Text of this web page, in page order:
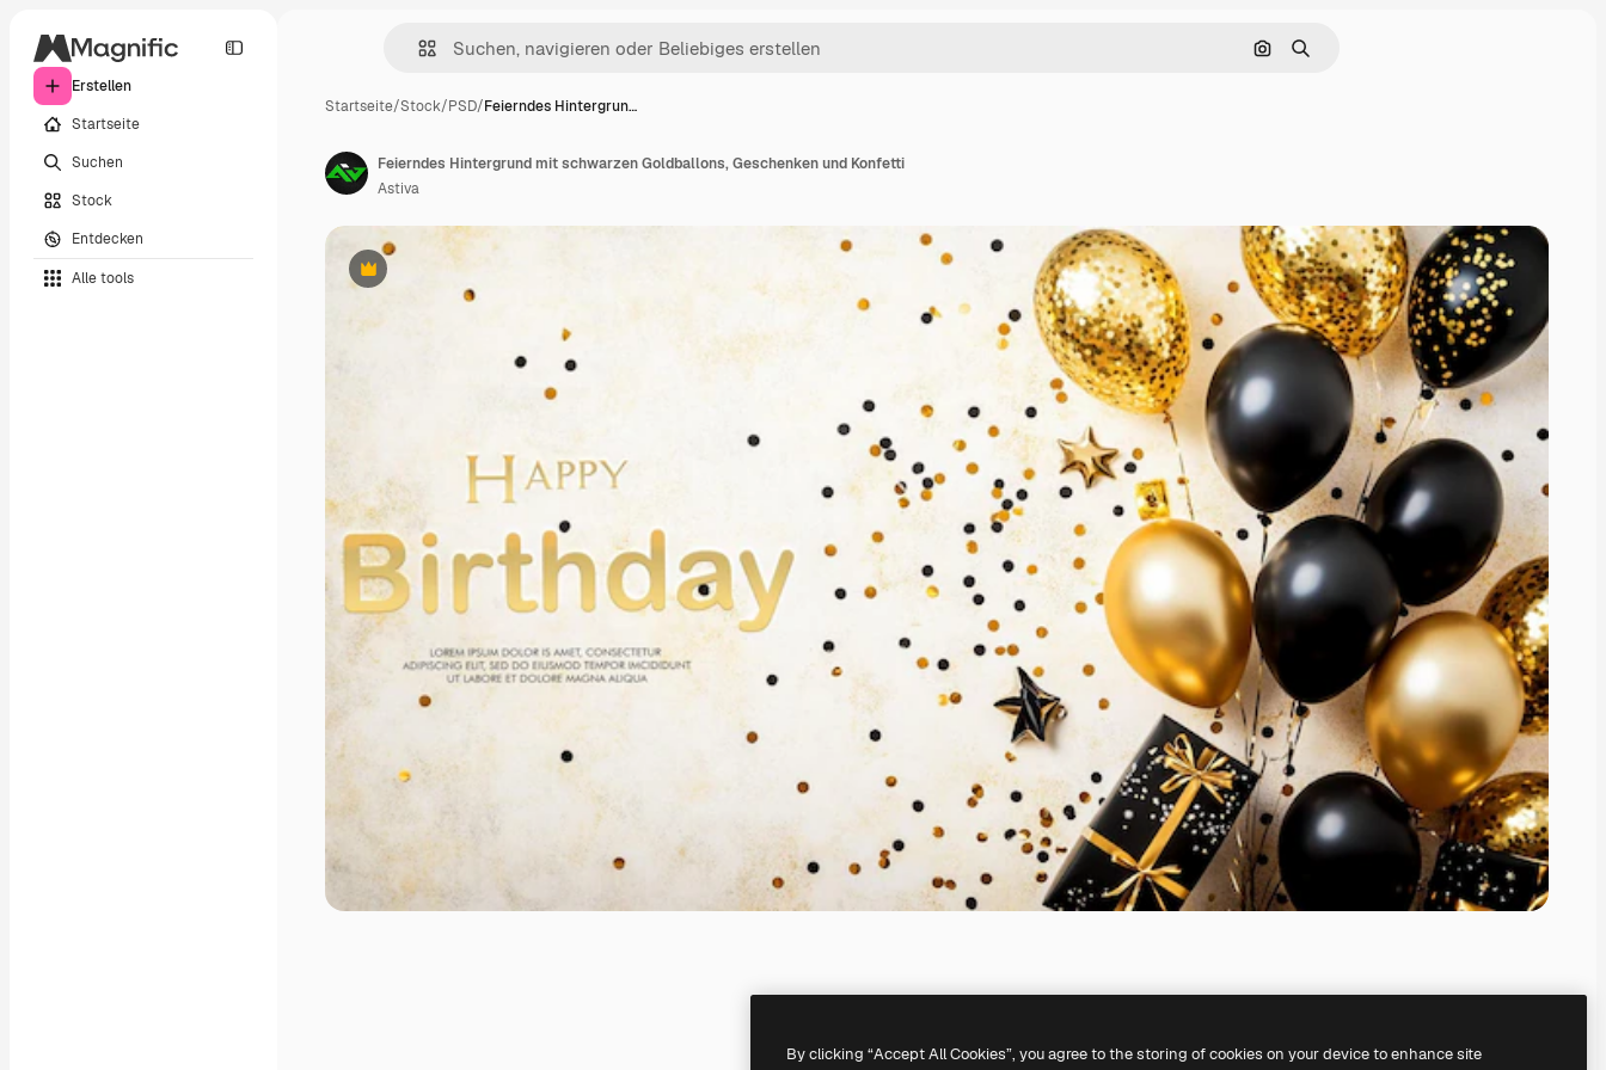
Erstellen
Startseite
Suchen
Stock
Entdecken
Alle tools
Nach Bild suchen
Suchen
Startseite/Stock/PSD/Feierndes Hintergrun…
Premium
Feierndes Hintergrund mit schwarzen Goldballons, Geschenken und Konfetti
Astiva
By clicking “Accept All Cookies”, you agree to the storing of cookies on your device to enhance site